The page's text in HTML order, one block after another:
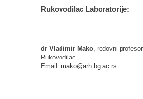
Rukovodilac Laboratorije:
dr Vladimir Mako, redovni profesor
Rukovodilac
Email: mako@arh.bg.ac.rs